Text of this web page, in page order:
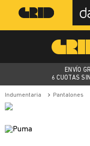
ENVÍO
6 CUOTAS
indumentaria pantalones